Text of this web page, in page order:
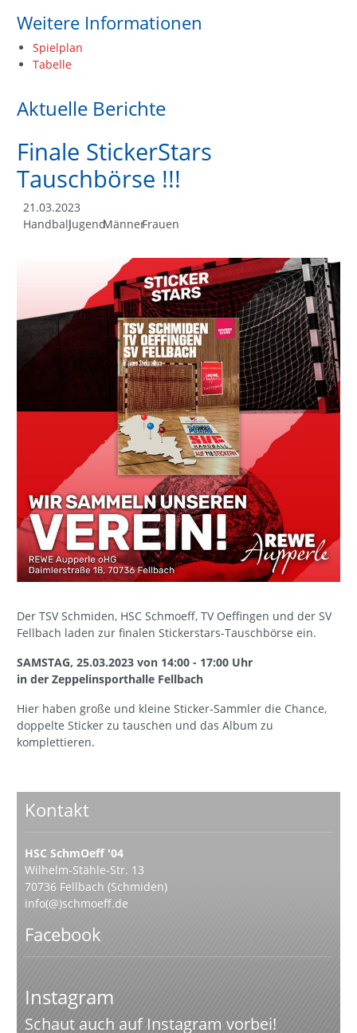
Weitere Informationen
Spielplan
Tabelle
Aktuelle Berichte
Finale StickerStars
Tauschbörse !!!
21.03.2023
HandballJugendMännerFrauen
Der TSV Schmiden, HSC Schmoeff, TV Oeffingen und der SV
Fellbach laden zur finalen Stickerstars-Tauschbörse ein.
SAMSTAG, 25.03.2023 von 14:00 - 17:00 Uhr
in der Zeppelinsporthalle Fellbach
Hier haben große und kleine Sticker-Sammler die Chance,
doppelte Sticker zu tauschen und das Album zu
komplettieren.
Kontakt
HSC SchmOeff '04
Wilhelm-Stähle-Str. 13
70736 Fellbach (Schmiden)
info(@)schmoeff.de
Facebook
Instagram
Schaut auch auf Instagram vorbei!